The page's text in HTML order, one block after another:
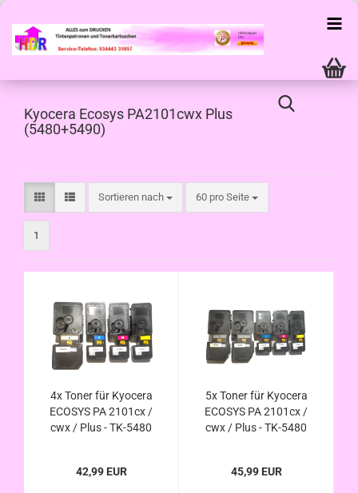
Kyocera Ecosys PA2101cwx Plus
(5480+5490)
Sortieren nach
Sortieren nach 60 pro Seite
pro Seite
1
4x Toner für Kyocera
ECOSYS PA 2101cx /
cwx / Plus - TK-5480
42,99 EUR
5x Toner für Kyocera
ECOSYS PA 2101cx /
cwx / Plus - TK-5480
45,99 EUR